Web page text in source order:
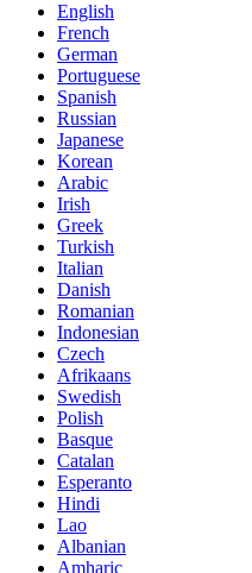
English
French
German
Portuguese
Spanish
Russian
Japanese
Korean
Arabic
Irish
Greek
Turkish
Italian
Danish
Romanian
Indonesian
Czech
Afrikaans
Swedish
Polish
Basque
Catalan
Esperanto
Hindi
Lao
Albanian
Amharic